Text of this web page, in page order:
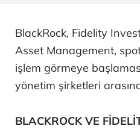
BlackRock, Fidelity
Asset Management,
işlem görmeye
yönetim şirketleri
BLACKROCK VE